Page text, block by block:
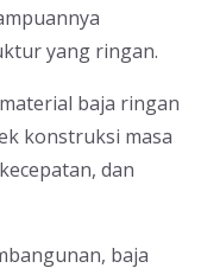
yang ringan.
baja ringan
konstruksi masa
dan
baja